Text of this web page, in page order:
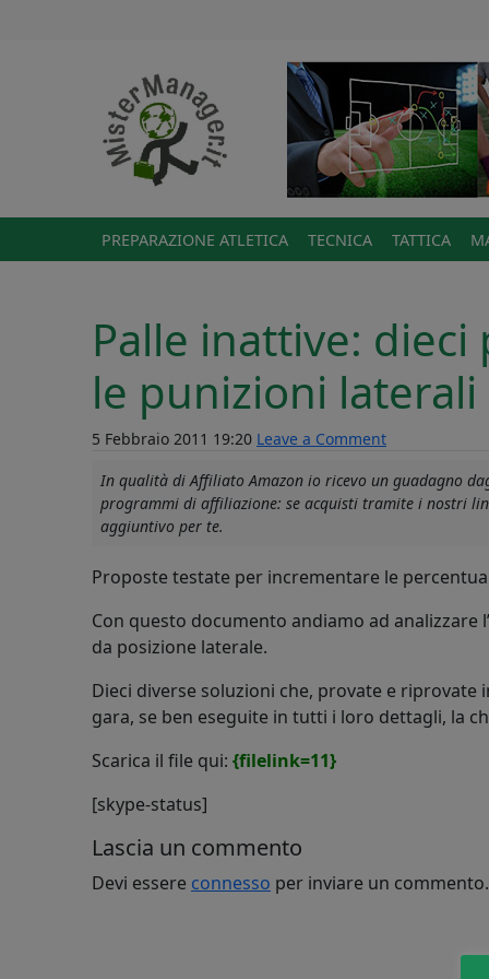
PREPARAZIONE ATLETICA TECNICA TATTICA
Palle inattive:
le punizioni laterali
5 Febbraio 2011 19:20 Leave a Comment
In qualità di Affiliato Amazon io ricevo un guadagno
programmi di affiliazione: se acquisti tramite i nostri
aggiuntivo per te.
Proposte testate per incrementare le
Con questo documento andiamo ad analizzare
da posizione laterale.
Dieci diverse soluzioni che, provate e
gara, se ben eseguite in tutti i loro dettagli, la
Scarica il file qui: {filelink=11}
[skype-status]
Lascia un commento
Devi essere connesso per inviare un commento.